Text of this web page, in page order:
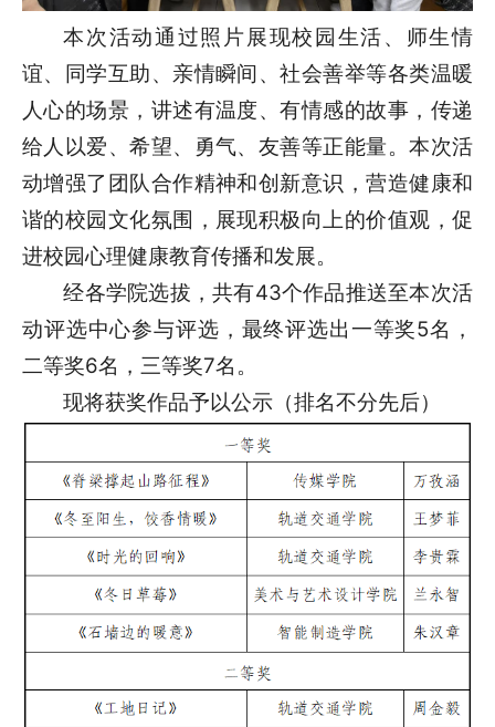
本次活动通过照片展现校园生活、师生情
谊、同学互助、亲情瞬间、社会善举等各类温暖
人心的场景，讲述有温度、有情感的故事，传递
给人以爱、希望、勇气、友善等正能量。本次活
动增强了团队合作精神和创新意识，营造健康和
谐的校园文化氛围，展现积极向上的价值观，促
进校园心理健康教育传播和发展。
经各学院选拔，共有43个作品推送至本次活
动评选中心参与评选，最终评选出一等奖5名，
二等奖6名，三等奖7名。
现将获奖作品予以公示（排名不分先后）